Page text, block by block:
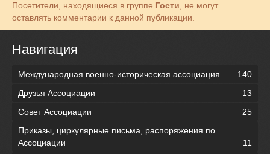
Посетители, находящиеся в группе Гости , не могут
оставлять комментарии к данной публикации.
Навигация
Международная военно-историческая ассоциация
140
Друзья Ассоциации
13
Совет Ассоциации
25
Приказы, циркулярные письма, распоряжения по
Ассоциации
11